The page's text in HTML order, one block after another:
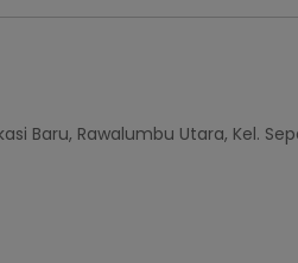
Baru, Rawalumbu Utara, Kel.